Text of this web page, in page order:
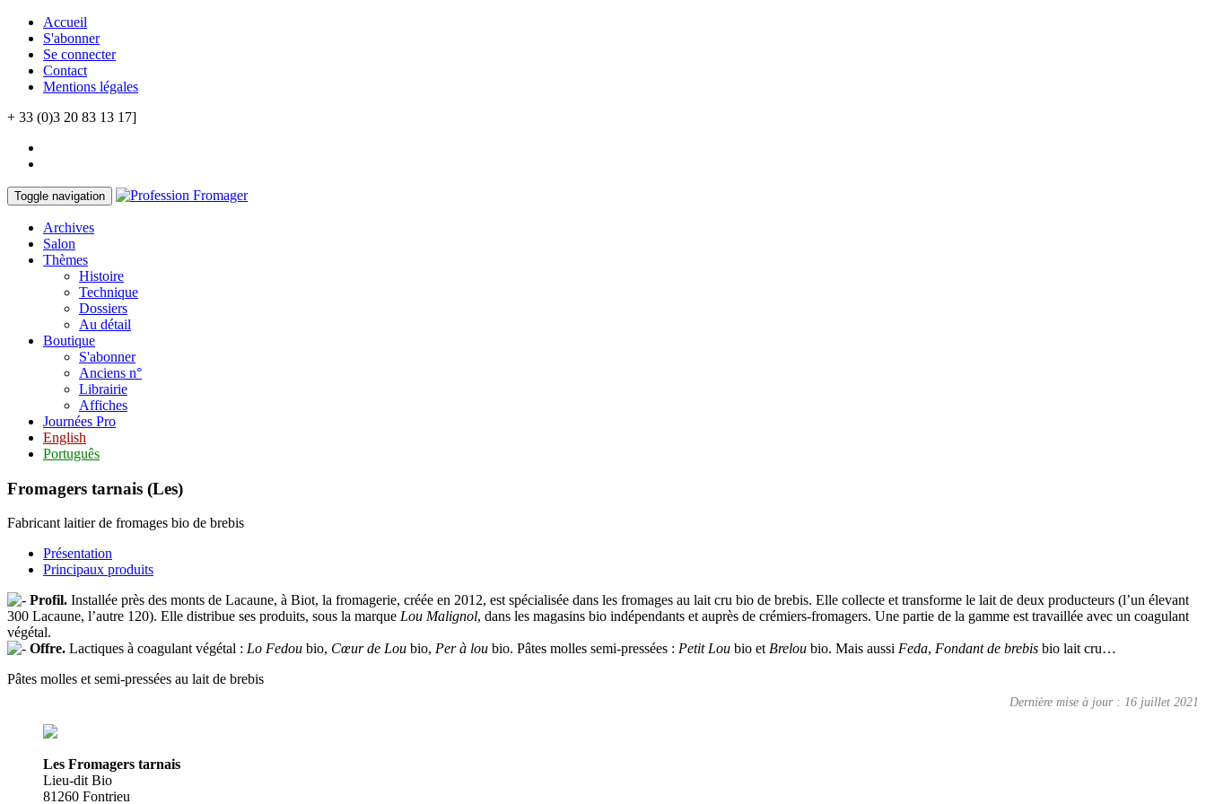
Accueil
S'abonner
Se connecter
Contact
Mentions légales
+ 33 (0)3 20 83 13 17]
Toggle navigation
Archives
Salon
Thèmes
Histoire
Technique
Dossiers
Au détail
Boutique
S'abonner
Anciens n°
Librairie
Affiches
Journées Pro
English
Português
Fromagers tarnais (Les)
Fabricant laitier de fromages bio de brebis
Présentation
Principaux produits
Profil. Installée près des monts de Lacaune, à Biot, la fromagerie, créée en 2012, est spécialisée dans les fromages au lait cru bio de brebis. Elle collecte et transforme le lait de deux producteurs (l’un élevant
300 Lacaune, l’autre 120). Elle distribue ses produits, sous la marque Lou Malignol, dans les magasins bio indépendants et auprès de crémiers-fromagers. Une partie de la gamme est travaillée avec un coagulant
végétal.
Offre. Lactiques à coagulant végétal : Lo Fedou bio, Cœur de Lou bio, Per à lou bio. Pâtes molles semi-pressées : Petit Lou bio etBrelou bio. Mais aussi Feda, Fondant de brebis bio lait cru…
Pâtes molles et semi-pressées au lait de brebis
Dernière mise à jour : 16 juillet 2021
Les Fromagers tarnais
Lieu-dit Bio
81260 Fontrieu